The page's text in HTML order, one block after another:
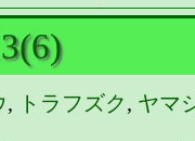
, トラフズク, ヤマ